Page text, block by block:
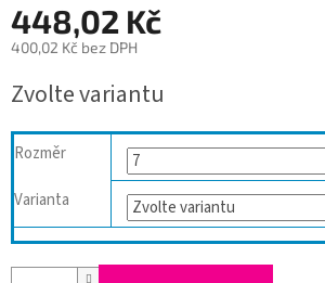
448,02 Kč
400,02 Kč bez DPH
cena:
Zvolte variantu
Rozměr
Varianta